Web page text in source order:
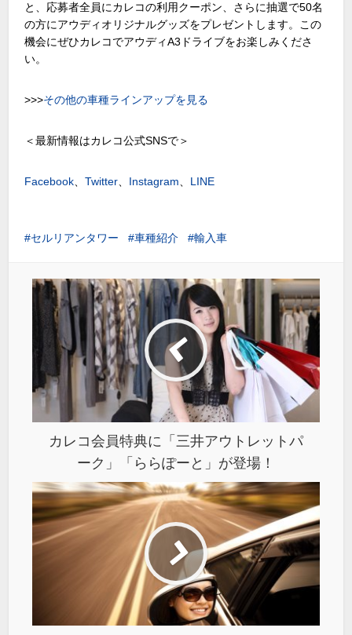
と、応募者全員にカレコの利用クーポン、さらに抽選で50名
の方にアウディオリジナルグッズをプレゼントします。この
機会にぜひカレコでアウディA3ドライブをお楽しみくださ
い。
>>>その他の車種ラインアップを見る
＜最新情報はカレコ公式SNSで＞
Facebook 、Twitter Instagram LINE
セルリアンタワー 車種紹介 輸入車
カレコ会員特典に「三井アウトレットパ
ーク」「ららぽーと」が登場！